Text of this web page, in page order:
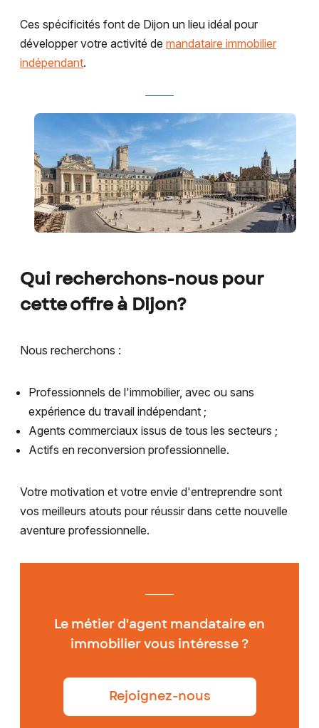
Ces spécificités font de Dijon un lieu idéal pour
développer votre activité de mandataire immobilier
indépendant.
Qui recherchons-nous pour
cette offre à Dijon?
Nous recherchons :
Professionnels de l'immobilier, avec ou sans
expérience du travail indépendant ;
Agents commerciaux issus de tous les secteurs ;
Actifs en reconversion professionnelle.
Votre motivation et votre envie d'entreprendre sont
vos meilleurs atouts pour réussir dans cette nouvelle
aventure professionnelle.
Le métier d'agent mandataire en
immobilier vous intéresse ?
Rejoignez-nous